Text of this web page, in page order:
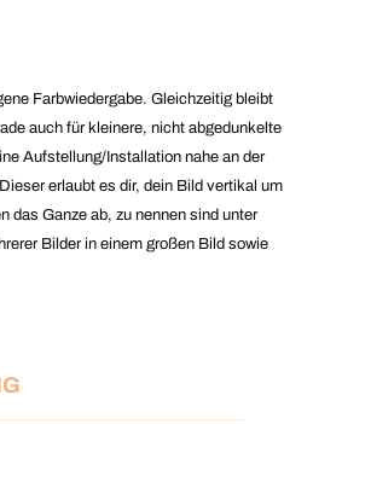
Farbwiedergabe. Gleichzeitig bleibt
auch für kleinere, nicht abgedunkelte
Aufstellung/Installation nahe an der
erlaubt es dir, dein Bild vertikal um
das Ganze ab, zu nennen sind unter
Bilder in einem großen Bild sowie